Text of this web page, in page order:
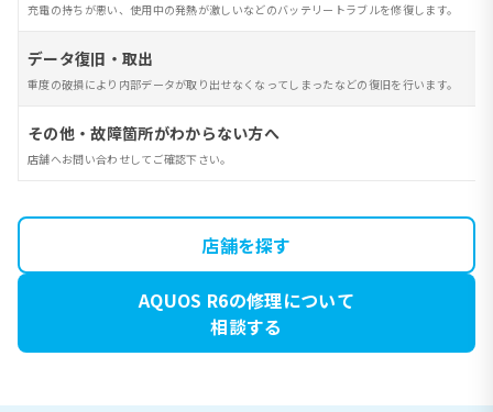
充電の持ちが悪い、使用中の発熱が激しいなどのバッテリートラブルを修復します。
データ復旧・取出
重度の破損により内部データが取り出せなくなってしまったなどの復旧を行います。
その他・故障箇所がわからない方へ
店舗へお問い合わせしてご確認下さい。
店舗を探す
AQUOS R6の修理について
相談する